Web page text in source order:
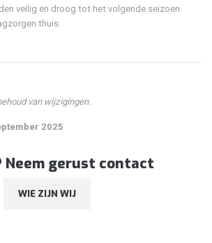
veilig en droog tot het volgende seizoen.
thuis.
van wijzigingen.
2025
Neem gerust contact
WIE ZIJN WIJ